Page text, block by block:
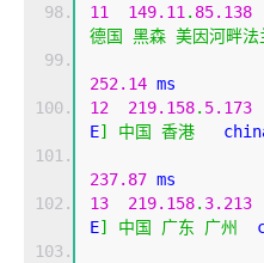
11
149.11 . 85.138
德国
黑森 美因河畔法
252.14 ms
12
219.158. 5.173
E] 中国 香港
237.87 ms
13
219.158. 3.213
E] 中国 广东 广州